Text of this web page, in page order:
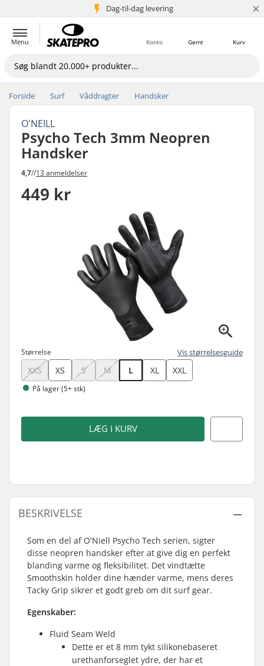
Dag-til-dag levering
5+ mio. kunder ×
Menu Kurv
Gemt
Konto
Forside Surf Våddragter Handsker
O'NEILL
Psycho Tech 3mm Neopren
Handsker
4,7//13 anmeldelser
449 kr
Størrelse Vis størrelsesguide
XXS XS S M L XL XXL
På lager (5+ stk)
LÆG I KURV
BESKRIVELSE
Som en del af O'Niell Psycho Tech serien, sigter
disse neopren handsker efter at give dig en perfekt
blanding varme og fleksibilitet. Det vindtætte
Smoothskin holder dine hænder varme, mens deres
Tacky Grip sikrer et godt greb om dit surf gear.
Egenskaber:
Fluid Seam Weld
Dette er et 8 mm tykt silikonebaseret
urethanforseglet ydre, der har et